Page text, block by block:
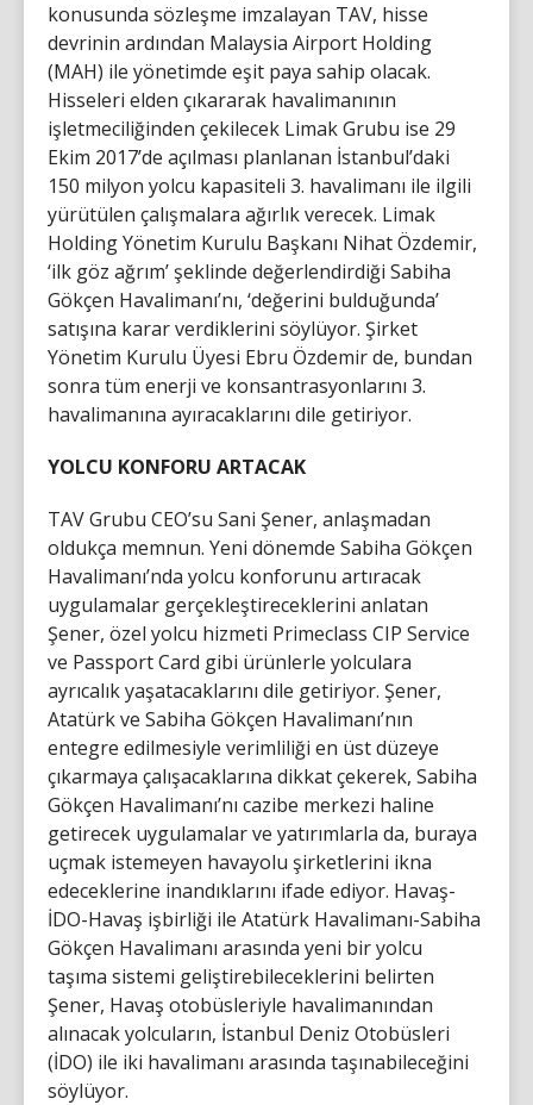
konusunda sözleşme imzalayan TAV, hisse
devrinin ardından Malaysia Airport Holding
(MAH) ile yönetimde eşit paya sahip olacak.
Hisseleri elden çıkararak havalimanının
işletmeciliğinden çekilecek Limak Grubu ise 29
Ekim 2017’de açılması planlanan İstanbul’daki
150 milyon yolcu kapasiteli 3. havalimanı ile ilgili
yürütülen çalışmalara ağırlık verecek. Limak
Holding Yönetim Kurulu Başkanı Nihat Özdemir,
‘ilk göz ağrım’ şeklinde değerlendirdiği Sabiha
Gökçen Havalimanı’nı, ‘değerini bulduğunda’
satışına karar verdiklerini söylüyor. Şirket
Yönetim Kurulu Üyesi Ebru Özdemir de, bundan
sonra tüm enerji ve konsantrasyonlarını 3.
havalimanına ayıracaklarını dile getiriyor.
YOLCU KONFORU ARTACAK
TAV Grubu CEO’su Sani Şener, anlaşmadan
oldukça memnun. Yeni dönemde Sabiha Gökçen
Havalimanı’nda yolcu konforunu artıracak
uygulamalar gerçekleştireceklerini anlatan
Şener, özel yolcu hizmeti Primeclass CIP Service
ve Passport Card gibi ürünlerle yolculara
ayrıcalık yaşatacaklarını dile getiriyor. Şener,
Atatürk ve Sabiha Gökçen Havalimanı’nın
entegre edilmesiyle verimliliği en üst düzeye
çıkarmaya çalışacaklarına dikkat çekerek, Sabiha
Gökçen Havalimanı’nı cazibe merkezi haline
getirecek uygulamalar ve yatırımlarla da, buraya
uçmak istemeyen havayolu şirketlerini ikna
edeceklerine inandıklarını ifade ediyor. Havaş-
İDO-Havaş işbirliği ile Atatürk Havalimanı-Sabiha
Gökçen Havalimanı arasında yeni bir yolcu
taşıma sistemi geliştirebileceklerini belirten
Şener, Havaş otobüsleriyle havalimanından
alınacak yolcuların, İstanbul Deniz Otobüsleri
(İDO) ile iki havalimanı arasında taşınabileceğini
söylüyor.